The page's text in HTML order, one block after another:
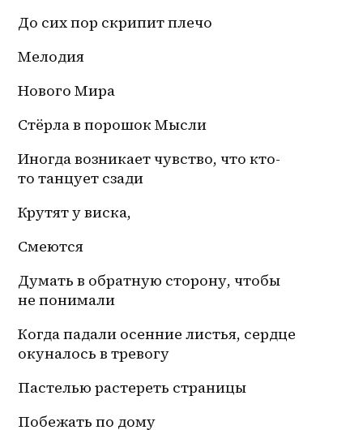
До сих пор скрипит плечо
Мелодия
Нового Мира
Стёрла в порошок Мысли
Иногда возникает чувство, что кто-
то танцует сзади
Крутят у виска,
Смеются
Думать в обратную сторону, чтобы
не понимали
Когда падали осенние листья, сердце
окуналось в тревогу
Пастелью растереть страницы
Побежать по дому